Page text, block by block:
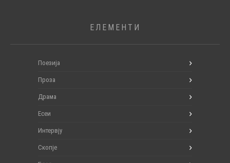
ЕЛЕМЕНТИ
Поезија
Проза
Драма
Есеи
Интервју
Скопје